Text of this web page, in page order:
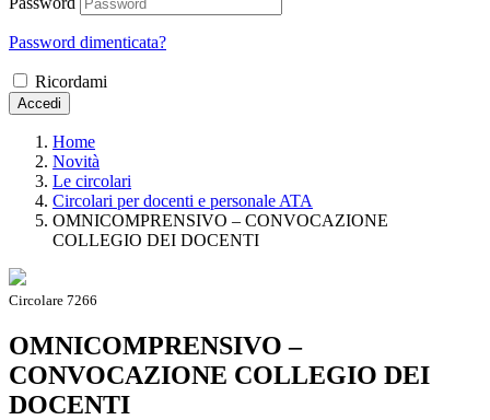
Password dimenticata?
Ricordami
Accedi
Home
Novità
Le circolari
Circolari per docenti e personale ATA
OMNICOMPRENSIVO – CONVOCAZIONE
COLLEGIO DEI DOCENTI
Circolare 7266
OMNICOMPRENSIVO –
CONVOCAZIONE COLLEGIO DEI
DOCENTI